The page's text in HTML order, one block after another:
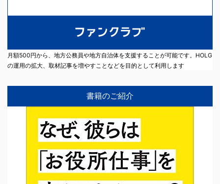
月額500円から、地方公務員や地方自治体を支援することが可能です。HOLG
の運用の拡大、取材記事を増やすことなどを目的として利用します
書籍のご紹介